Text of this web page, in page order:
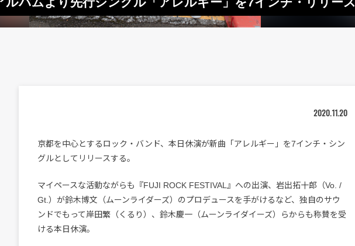
2020.11.20
京都を中心とするロック・バンド、本日休演が新曲「アレルギー」を7インチ・シン
グルとしてリリースする。
マイペースな活動ながらも『FUJI ROCK FESTIVAL』への出演、岩出拓十郎（Vo. /
Gt.）が鈴木博文（ムーンライダーズ）のプロデュースを手がけるなど、独自のサウ
ンドでもって岸田繁（くるり）、鈴木慶一（ムーンライダイーズ）らからも称賛を受
ける本日休演。